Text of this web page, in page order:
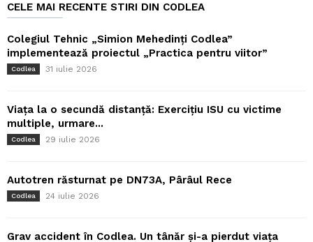
CELE MAI RECENTE STIRI DIN CODLEA
Colegiul Tehnic „Simion Mehedinți Codlea”
implementează proiectul „Practica pentru viitor”
Codlea 31 iulie 2026
Viața la o secundă distanță: Exercițiu ISU cu victime
multiple, urmare...
Codlea 29 iulie 2026
Autotren răsturnat pe DN73A, Pârâul Rece
Codlea 24 iulie 2026
Grav accident în Codlea. Un tânăr și-a pierdut viața